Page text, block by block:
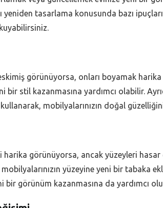
yeniden tasarlama konusunda bazı
görünüyorsa, onları boyamak
bir stil kazanmasına yardımcı olabilir.
mobilyalarınızın doğal
harika görünüyorsa, ancak yüzeyleri
yüzeyine yeni bir tabaka
bir görünüm kazanmasına da yardımcı